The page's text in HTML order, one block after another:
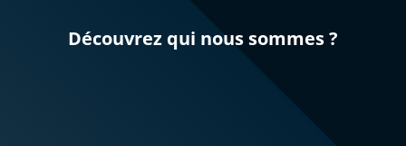
Découvrez qui nous sommes ?